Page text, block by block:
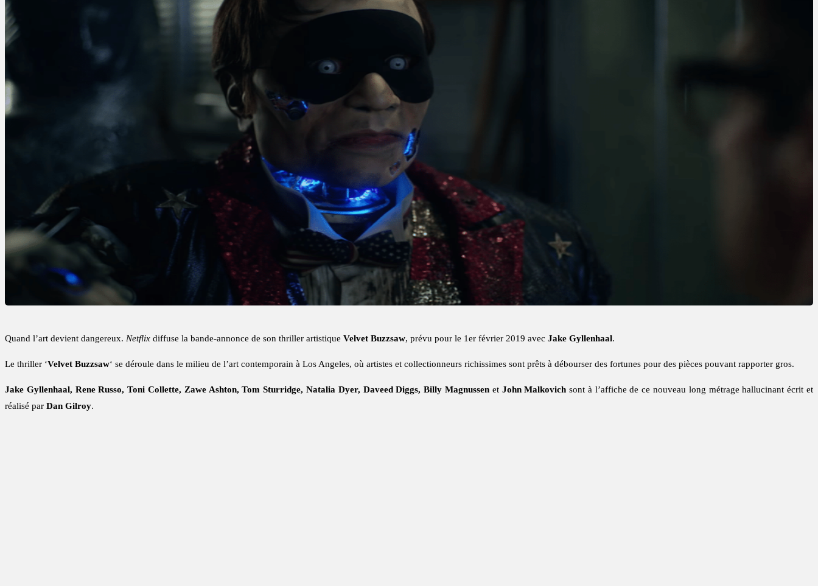
Quand l’art devient dangereux. Netflix diffuse la bande-annonce de son thriller artistique Velvet Buzzsaw, prévu pour le 1er février 2019 avec Jake Gyllenhaal.
Le thriller ‘Velvet Buzzsaw‘ se déroule dans le milieu de l’art contemporain à Los Angeles, où artistes et collectionneurs richissimes sont prêts à débourser des fortunes pour des pièces pouvant rapporter gros.
Jake Gyllenhaal, Rene Russo, Toni Collette, Zawe Ashton, Tom Sturridge, Natalia Dyer, Daveed Diggs, Billy Magnussenet John Malkovich sont à l’affiche de ce nouveau long métrage hallucinant écrit et
réalisé par Dan Gilroy.